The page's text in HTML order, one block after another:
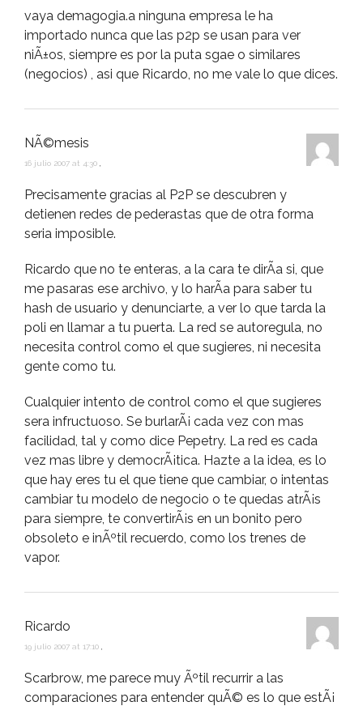
vaya demagogia.a ninguna empresa le ha
importado nunca que las p2p se usan para ver
niÃ±os, siempre es por la puta sgae o similares
(negocios) , asi que Ricardo, no me vale lo que dices.
NÃ©mesis
16 julio 2007 at 4:30
Precisamente gracias al P2P se descubren y
detienen redes de pederastas que de otra forma
seria imposible.
Ricardo que no te enteras, a la cara te dirÃ­a si, que
me pasaras ese archivo, y lo harÃ­a para saber tu
hash de usuario y denunciarte, a ver lo que tarda la
poli en llamar a tu puerta. La red se autoregula, no
necesita control como el que sugieres, ni necesita
gente como tu.
Cualquier intento de control como el que sugieres
sera infructuoso. Se burlarÃ¡ cada vez con mas
facilidad, tal y como dice Pepetry. La red es cada
vez mas libre y democrÃ¡tica. Hazte a la idea, es lo
que hay eres tu el que tiene que cambiar, o intentas
cambiar tu modelo de negocio o te quedas atrÃ¡s
para siempre, te convertirÃ¡s en un bonito pero
obsoleto e inÃºtil recuerdo, como los trenes de
vapor.
Ricardo
19 julio 2007 at 17:10
Scarbrow, me parece muy Ãºtil recurrir a las
comparaciones para entender quÃ© es lo que estÃ¡